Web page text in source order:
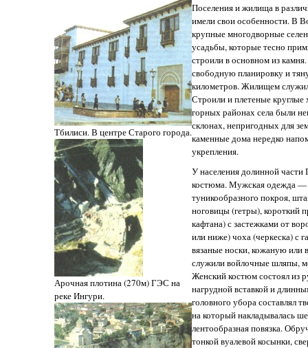
Тбилиси. В центре Старого города.
Арочная плотина (270м) ГЭС на
реке Ингури.
Поселения и жилища в
имели свои особенности. В
крупные многодворные
усадьбы, которые тесно
строили в основном из
свободную планировку и
километров. Жилищем
Строили и плетеные
горных районах села были
склонах, непригодных для
каменные дома нередко
укрепления.
У населения долинной
костюма. Мужская одежда —
туникообразного покроя,
ноговицы (гетры), короткий
кафтана) с застежками от
или ниже) чоха (черкеска) с
вязаные носки, кожаную
служили войлочные шляпы,
Женский костюм состоял из
нагрудной вставкой и
головного убора составлял
на который накладывалась
лентообразная повязка.
тонкой вуалевой косынки,